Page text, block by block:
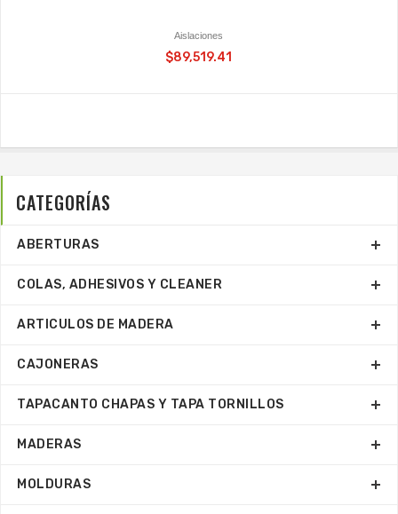
Aislaciones
$89,519.41
CATEGORÍAS
ABERTURAS
COLAS, ADHESIVOS Y CLEANER
ARTICULOS DE MADERA
CAJONERAS
TAPACANTO CHAPAS Y TAPA TORNILLOS
MADERAS
MOLDURAS